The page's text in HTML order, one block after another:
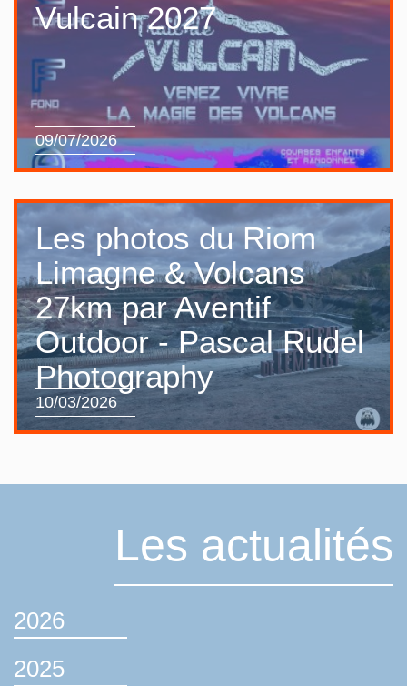
Vulcain 2027
09/07/2026
Les photos du Riom
Limagne & Volcans
27km par Aventif
Outdoor - Pascal Rudel
Photography
10/03/2026
Les actualités
2026
2025